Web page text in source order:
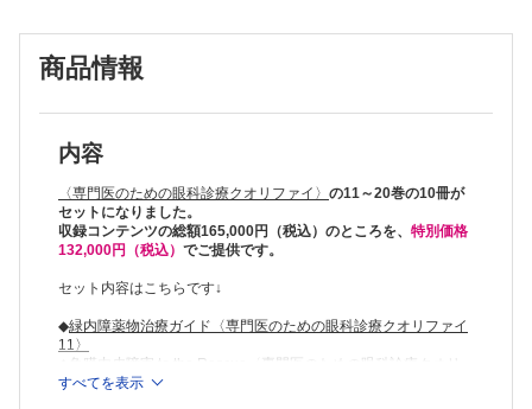
商品情報
内容
〈専門医のための眼科診療クオリファイ〉 の11～20巻の10冊が
セットになりました。
収録コンテンツの総額165,000円（税込）のところを、 特別価格
132,000円（税込） でご提供です。
セット内容はこちらです↓
◆緑内障薬物治療ガイド〈専門医のための眼科診療クオリファイ
11〉
角膜内皮障害 to the Rescue〈専門医のための眼科診療クオリ
ファイ12〉
すべてを表示